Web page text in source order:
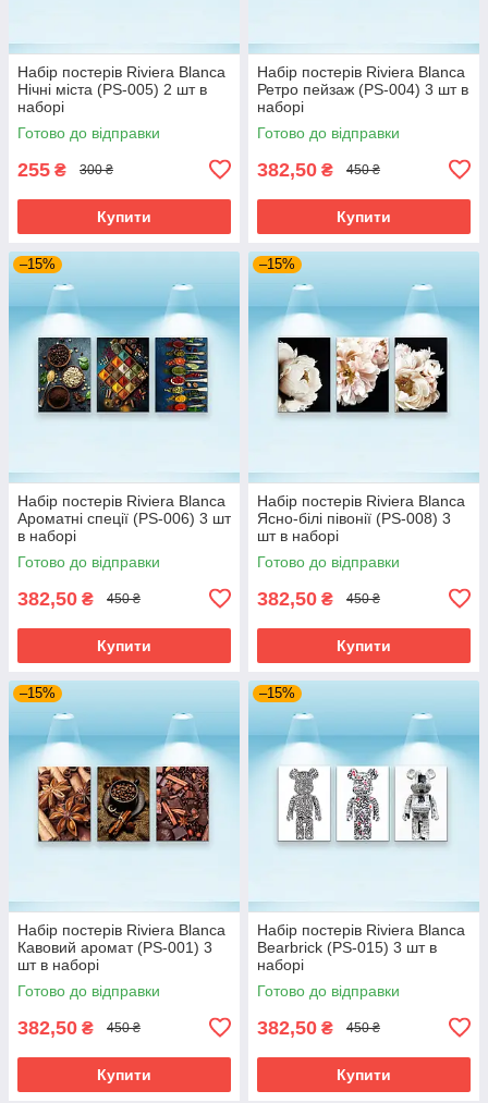
Набір постерів Riviera Blanca
Нічні міста (PS-005) 2 шт в
наборі
Готово до відправки
255 ₴ 300 ₴
Купити
Набір постерів Riviera Blanca
Ретро пейзаж (PS-004) 3 шт в
наборі
Готово до відправки
382,50 ₴ 450 ₴
Купити
–15%
Набір постерів Riviera Blanca
Ароматні спеції (PS-006) 3 шт
в наборі
Готово до відправки
382,50 ₴ 450 ₴
Купити
–15%
Набір постерів Riviera Blanca
Ясно-білі півонії (PS-008) 3
шт в наборі
Готово до відправки
382,50 ₴ 450 ₴
Купити
–15%
Набір постерів Riviera Blanca
Кавовий аромат (PS-001) 3
шт в наборі
Готово до відправки
382,50 ₴ 450 ₴
Купити
–15%
Набір постерів Riviera Blanca
Bearbrick (PS-015) 3 шт в
наборі
Готово до відправки
382,50 ₴ 450 ₴
Купити